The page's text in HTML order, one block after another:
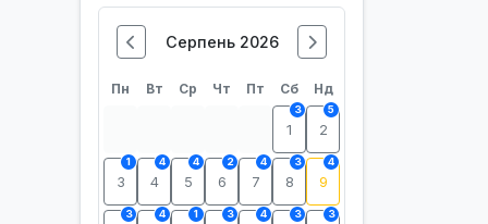
Серпень 2026
Пн Вт Ср Чт Пт Сб Нд
1
3
2
5
3
1
4
4
5
4
6
2
7
4
8
3
9
4
3 4 1 3 4 3 3